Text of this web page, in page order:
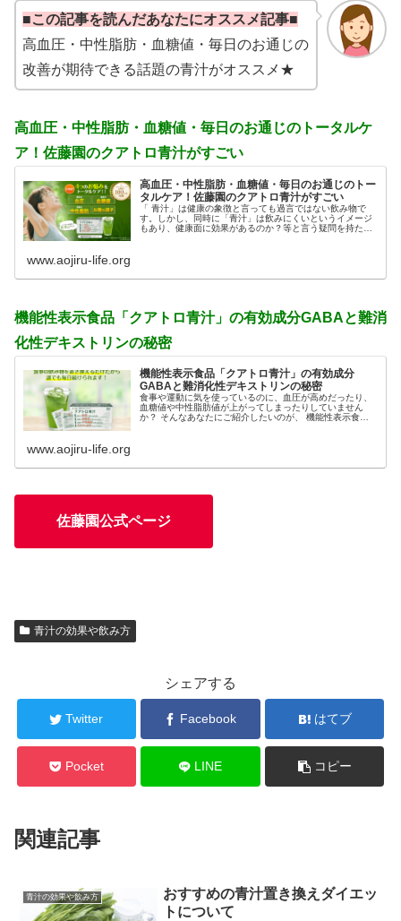
■この記事を読んだあなたにオススメ記事■
高血圧・中性脂肪・血糖値・毎日のお通じの
改善が期待できる話題の青汁がオススメ★
高血圧・中性脂肪・血糖値・毎日のお通じのトータルケ
ア！佐藤園のクアトロ青汁がすごい
高血圧・中性脂肪・血糖値・毎日のお通じのトー
タルケア！佐藤園のクアトロ青汁がすごい
「 青汁」は健康の象徴と言っても過言ではない飲み物で
す。しかし、同時に「青汁」は飲みにくいというイメージ
もあり、健康面に効果があるのか？等と言う疑問を持たれ
www.aojiru-life.org
機能性表示食品「クアトロ青汁」の有効成分GABAと難消
化性デキストリンの秘密
機能性表示食品「クアトロ青汁」の有効成分
GABAと難消化性デキストリンの秘密
食事や運動に気を使っているのに、血圧が高めだったり、
血糖値や中性脂肪値が上がってしまったりしていません
か？ そんなあなたにご紹介したいのが、 機能性表示食品
www.aojiru-life.org
佐藤園公式ページ
青汁の効果や飲み方
シェアする
Twitter Facebook はてブ
Pocket LINE コピー
関連記事
青汁の効果や飲み方
おすすめの青汁置き換えダイエッ
トについて